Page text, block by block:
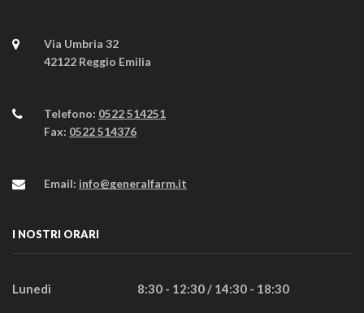
Via Umbria 32
42122 Reggio Emilia
Telefono: 0522 514251
Fax: 0522 514376
Email: info@generalfarm.it
I NOSTRI ORARI
Lunedì 8:30 - 12:30 / 14:30 - 18:30